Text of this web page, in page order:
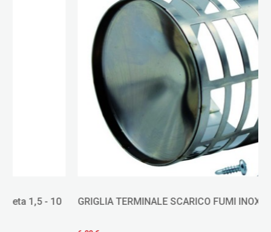
GRIGLIA TERMINALE SCARICO FUMI INOX Ø 80